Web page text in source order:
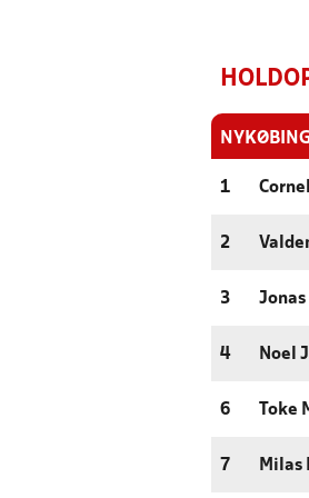
1
2
3
4 Noel
6 Toke
7 Milas